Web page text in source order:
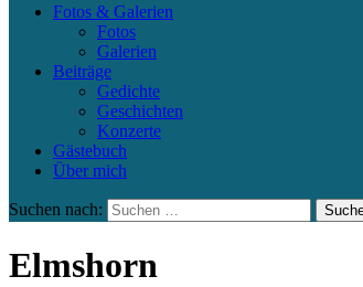
Fotos & Galerien
Fotos
Galerien
Beiträge
Gedichte
Geschichten
Konzerte
Gästebuch
Über mich
Suchen nach:
Elmshorn